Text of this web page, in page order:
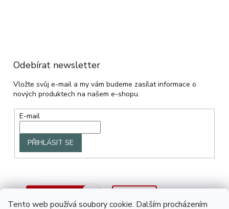
Tento web používá soubory cookie. Dalším procházením
Odebírat newsletter
Vložte svůj e-mail a my vám budeme zasílat informace o
nových produktech na našem e-shopu.
E-mail
PŘIHLÁSIT SE